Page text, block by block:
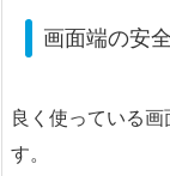
画面端の安
良く使っている
す。